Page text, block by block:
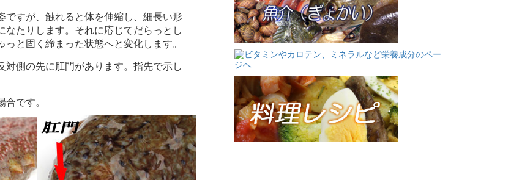
ですが、触れると体を伸縮し、細長い形
なたりします。それに応じてだらっとし
と固く締まった状態へと変化します。
対側の先に肛門があります。指先で示し
です。